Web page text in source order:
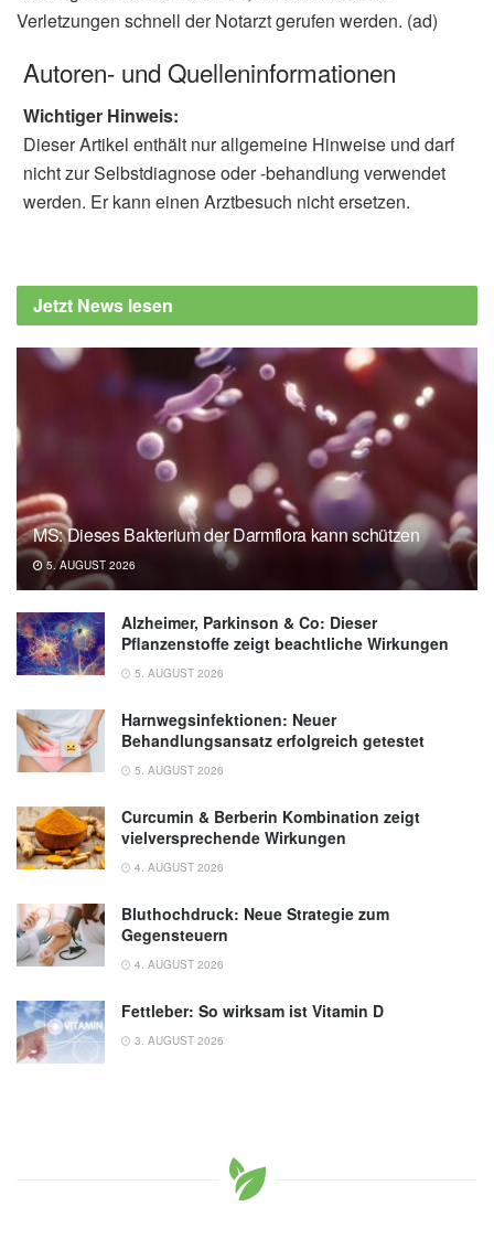
Verletzungen schnell der Notarzt gerufen werden. (ad)
Autoren- und Quelleninformationen
Wichtiger Hinweis:
Dieser Artikel enthält nur allgemeine Hinweise und darf
nicht zur Selbstdiagnose oder -behandlung verwendet
werden. Er kann einen Arztbesuch nicht ersetzen.
Jetzt News lesen
MS: Dieses Bakterium der Darmflora kann schützen
5. AUGUST 2026
Alzheimer, Parkinson & Co: Dieser
Pflanzenstoffe zeigt beachtliche Wirkungen
5. AUGUST 2026
Harnwegsinfektionen: Neuer
Behandlungsansatz erfolgreich getestet
5. AUGUST 2026
Curcumin & Berberin Kombination zeigt
vielversprechende Wirkungen
4. AUGUST 2026
Bluthochdruck: Neue Strategie zum
Gegensteuern
4. AUGUST 2026
Fettleber: So wirksam ist Vitamin D
3. AUGUST 2026